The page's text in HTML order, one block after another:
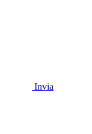
Invia